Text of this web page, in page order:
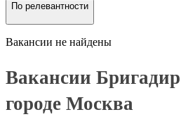
По релевантности
Вакансии не найдены
Вакансии
городе Москва